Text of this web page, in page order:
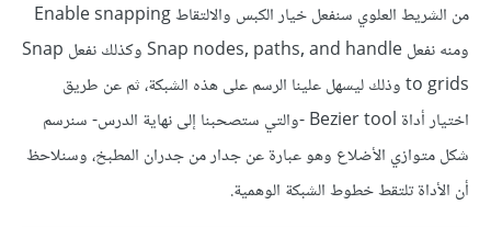
من الشريط العلوي سنفعل خيار الكبس والالتقاط Enable snapping
ومنه نفعل Snap nodes, paths, and handle وكذلك نفعل Snap
to grids وذلك ليسهل علينا الرسم على هذه الشبكة، ثم عن طريق
اختيار أداة Bezier tool -والتي ستصحبنا إلى نهاية الدرس- سنرسم
شكل متوازي الأضلاع وهو عبارة عن جدار من جدران المطبخ، وسنلاحظ
أن الأداة تلتقط خطوط الشبكة الوهمية.